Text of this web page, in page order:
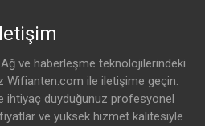
Ağ ve haberleşme teknolojilerindeki
Wifianten.com ile iletişime geçin.
ihtiyaç duyduğunuz profesyonel
ve yüksek hizmet kalitesiyle